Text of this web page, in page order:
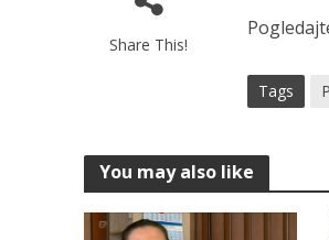
Share This!
Tags
You may also like